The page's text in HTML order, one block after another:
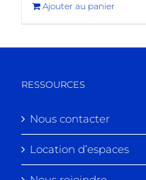
Ajouter au panier
RESSOURCES
Nous contacter
Location d’espaces